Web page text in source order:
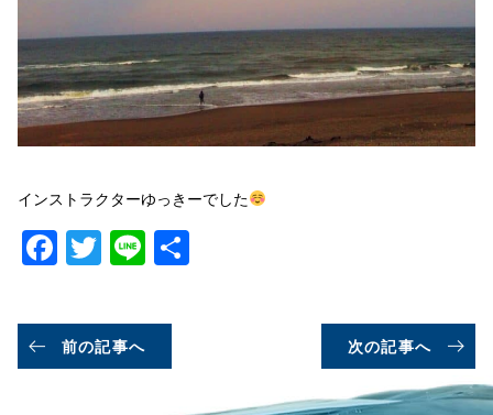
インストラクターゆっきーでした
Facebook
Twitter
Line
前の記事へ 次の記事へ